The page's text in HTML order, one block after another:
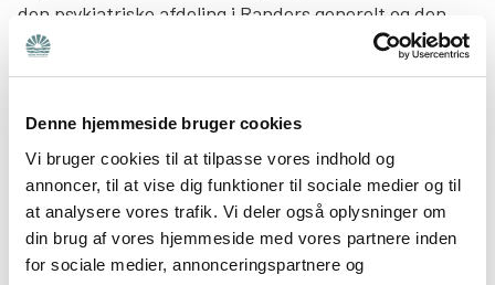
Denne hjemmeside bruger cookies
Vi bruger cookies til at tilpasse vores indhold og
annoncer, til at vise dig funktioner til sociale medier og til
at analysere vores trafik. Vi deler også oplysninger om
din brug af vores hjemmeside med vores partnere inden
for sociale medier, annonceringspartnere og
den psykiatriske afdeling i Randers generelt og den
pågældende overlæge. Jane Alrø Sørensen har
understreget, at det i sagen om Randers ligesom i alle
patienternes sikkerhed og mulighed for at få det
bedre, hvis læger fraviger retningslinjer for god faglig
standard, og selv beslutter om de tror på specifikke
diagnoser eller ej.
Psykiatrien i Randers er ikke det eneste sted i